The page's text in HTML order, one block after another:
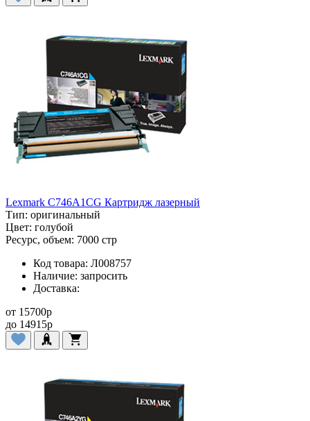
Lexmark C746A1CG Картридж лазерный
Тип: оригинальный
Цвет: голубой
Ресурс, объем: 7000 стр
Код товара: Л008757
Наличие: запросить
Доставка:
от 15700p
до 14915p